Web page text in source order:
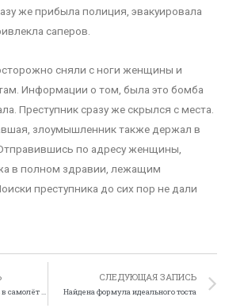
же прибыла полиция, эвакуировала
саперов.
сняли с ноги женщины и
Информации о том, была это бомба
Преступник сразу же скрылся с места.
злоумышленник также держал в
по адресу женщины,
в полном здравии, лежащим
преступника до сих пор не дали
Мужчине запретили сесть в самолёт из-за майки с роботом
СЛЕДУЮЩАЯ ЗАПИСЬ
Найдена формула идеального тоста